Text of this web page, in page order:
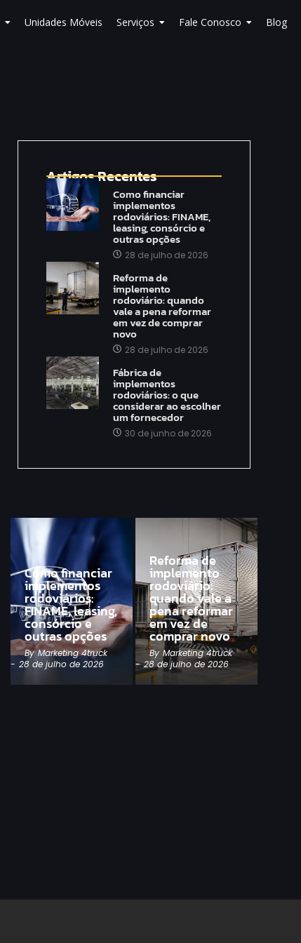
Unidades Móveis Serviços Fale Conosco Blog
Artigos Recentes
Como financiar
implementos
rodoviários: FINAME,
leasing, consórcio e
outras opções
28 de julho de 2026
Reforma de
implemento
rodoviário: quando
vale a pena reformar
em vez de comprar
novo
28 de julho de 2026
Fábrica de
implementos
rodoviários: o que
considerar ao escolher
um fornecedor
30 de junho de 2026
Como financiar
implementos
rodoviários:
FINAME, leasing,
consórcio e
outras opções
By Marketing 4truck
- 28 de julho de 2026
Reforma de
implemento
rodoviário:
quando vale a
pena reformar
em vez de
comprar novo
By Marketing 4truck
- 28 de julho de 2026